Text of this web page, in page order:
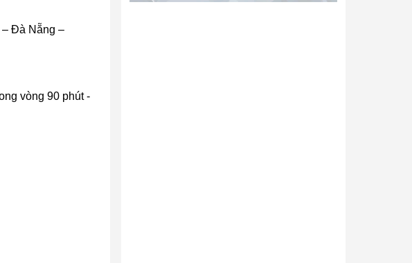
– Đà Nẵng –
vòng 90 phút -